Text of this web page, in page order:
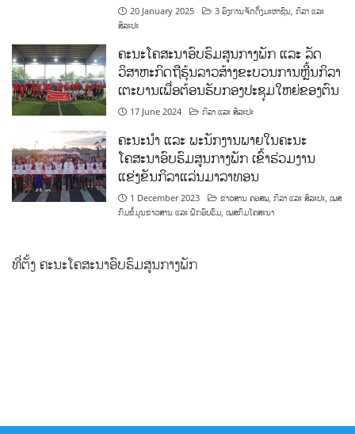
20 January 2025 3 ອົງການຈັດຕັ້ງມະຫາຊົນ,ກິລາ ແລະ
ສິລະປະ
ຄະນະໂຄສະນາອົບຮົມສູນກາງພັກ ແລະ ລັດ
ວິສາຫະກິດຖືຮຸ້ນລາວສ້າງຂະບວນການຫຼີ້ນກິລາ
ເຕະບານເພື່ອຕ້ອນຮັບກອງປະຊຸມໃຫຍ່ຂອງຕົນ
17 June 2024 ກິລາ ແລະ ສິລະປະ
ຄະນະນຳ ແລະ ພະນັກງານພາຍໃນຄະນະ
ໂຄສະນາອົບຮົມສູນກາງພັກ ເຂົ້າຮ່ວມງານ
ແຂ່ງຂັນກິລາແລ່ນມາລາທອນ
1 December 2023 ຂ່າວສານ ຄອສພ,ກິລາ ແລະ ສິລະປະ,ເພສ
ກົມຂໍ້ມູນຂ່າວສານ ແລະ ຝຶກອົບຮົມ,ເພສກົມໂຄສະນາ
ທີ່ຕັ້ງ ຄະນະໂຄສະນາອົບຮົມສູນກາງພັກ